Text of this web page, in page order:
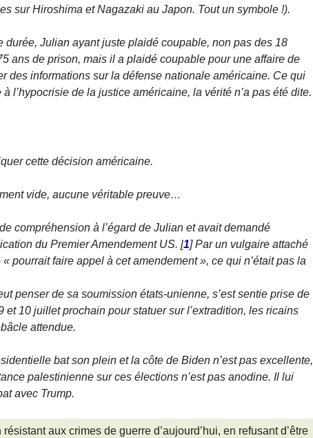
sur Hiroshima et Nagazaki au Japon. Tout un symbole !).
durée, Julian ayant juste plaidé coupable, non pas des 18
ans de prison, mais il a plaidé coupable pour une affaire de
des informations sur la défense nationale américaine. Ce qui
l’hypocrisie de la justice américaine, la vérité n’a pas été dite.
cette décision américaine.
vide, aucune véritable preuve…
compréhension à l’égard de Julian et avait demandé
du Premier Amendement US. [1]Par un vulgaire attaché
« pourrait faire appel à cet amendement », ce qui n’était pas la
penser de sa soumission états-unienne, s’est sentie prise de
10 juillet prochain pour statuer sur l’extradition, les ricains
attendue.
bat son plein et la côte de Biden n’est pas excellente,
palestinienne sur ces élections n’est pas anodine. Il lui
avec Trump.
aux crimes de guerre d’aujourd’hui, en refusant d’être